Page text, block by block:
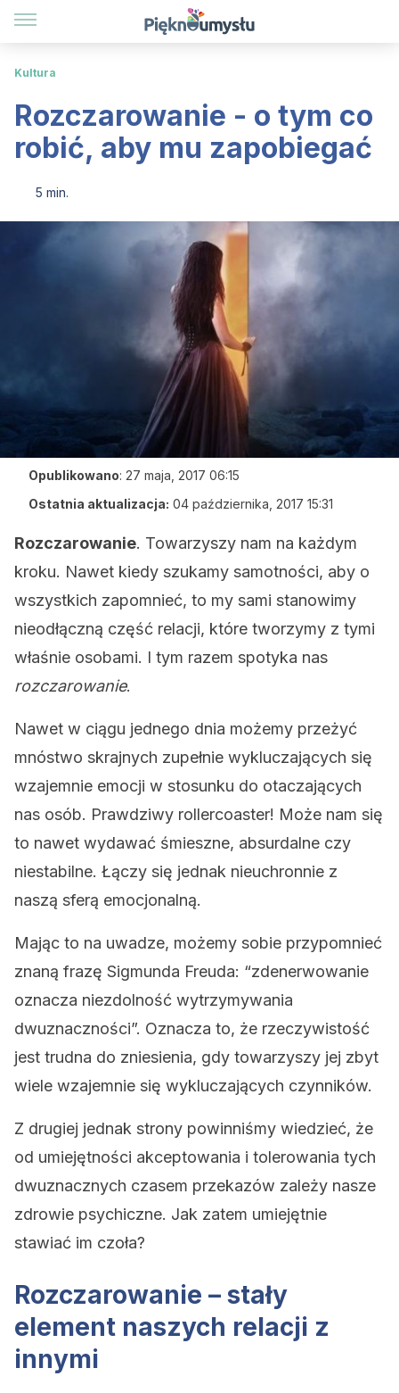
Kultura
Rozczarowanie - o tym co
robić, aby mu zapobiegać
5 min.
Opublikowano: 27 maja, 2017 06:15
Ostatnia aktualizacja: 04 października, 2017 15:31
Rozczarowanie. Towarzyszy nam na każdym
kroku. Nawet kiedy szukamy samotności, aby o
wszystkich zapomnieć, to my sami stanowimy
nieodłączną część relacji, które tworzymy z tymi
właśnie osobami. I tym razem spotyka nas
rozczarowanie.
Nawet w ciągu jednego dnia możemy przeżyć
mnóstwo skrajnych zupełnie wykluczających się
wzajemnie emocji w stosunku do otaczających
nas osób. Prawdziwy rollercoaster! Może nam się
to nawet wydawać śmieszne, absurdalne czy
niestabilne. Łączy się jednak nieuchronnie z
naszą sferą emocjonalną.
Mając to na uwadze, możemy sobie przypomnieć
znaną frazę Sigmunda Freuda: “zdenerwowanie
oznacza niezdolność wytrzymywania
dwuznaczności”. Oznacza to, że rzeczywistość
jest trudna do zniesienia, gdy towarzyszy jej zbyt
wiele wzajemnie się wykluczających czynników.
Z drugiej jednak strony powinniśmy wiedzieć, że
od umiejętności akceptowania i tolerowania tych
dwuznacznych czasem przekazów zależy nasze
zdrowie psychiczne. Jak zatem umiejętnie
stawiać im czoła?
Rozczarowanie – stały
element naszych relacji z
innymi